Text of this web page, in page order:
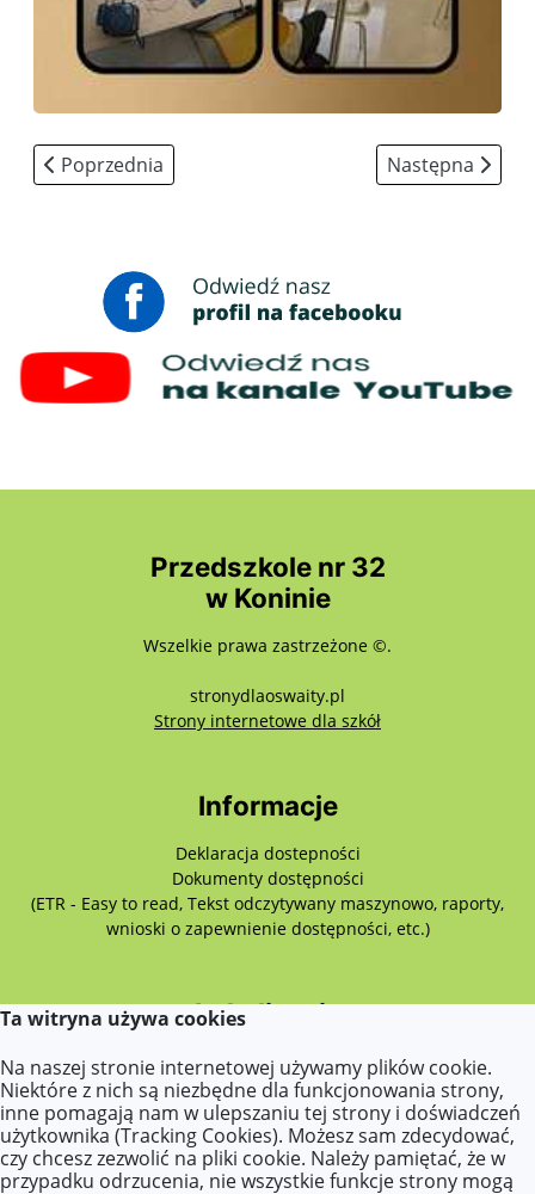
Poprzednia strona: "Bateria kocha recykling"
Poprzednia Następna
Następna
Przedszkole nr 32
w Koninie
Wszelkie prawa zastrzeżone ©.
stronydlaoswaity.pl
Strony internetowe dla szkółotwiera się w
Informacje
Deklaracja dostepności
Dokumenty dostępności
(ETR - Easy to read, Tekst odczytywany maszynowo, raporty,
wnioski o zapewnienie dostępności, etc.)
Lokalizacja
Przemysłowa 7,
62-510 Konin
Kontakt
Ta witryna używa cookies
Na naszej stronie internetowej używamy plików cookie.
Niektóre z nich są niezbędne dla funkcjonowania strony,
inne pomagają nam w ulepszaniu tej strony i doświadczeń
użytkownika (Tracking Cookies). Możesz sam zdecydować,
czy chcesz zezwolić na pliki cookie. Należy pamiętać, że w
przypadku odrzucenia, nie wszystkie funkcje strony mogą